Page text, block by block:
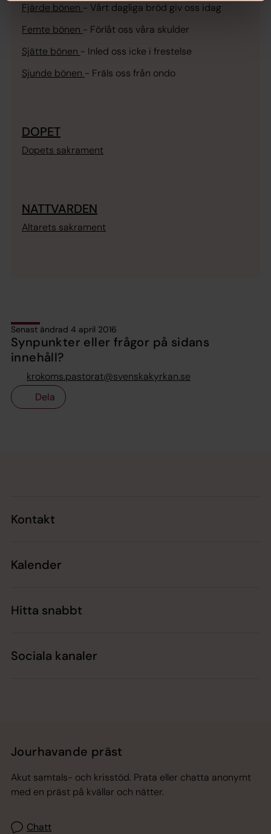
Fjärde bönen - Vårt dagliga bröd giv oss idag
Femte bönen - Förlåt oss våra skulder
Sjätte bönen - Inled oss icke i frestelse
Sjunde bönen - Fräls oss från ondo
DOPET
Dopets sakrament
NATTVARDEN
Altarets sakrament
Senast ändrad 4 april 2016
Synpunkter eller frågor på sidans
innehåll?
krokoms.pastorat@svenskakyrkan.se
Dela
Kontakt
Kalender
Hitta snabbt
Sociala kanaler
Jourhavande präst
Akut samtals- och krisstöd. Prata eller chatta anonymt
med en präst på kvällar och nätter.
Chatt